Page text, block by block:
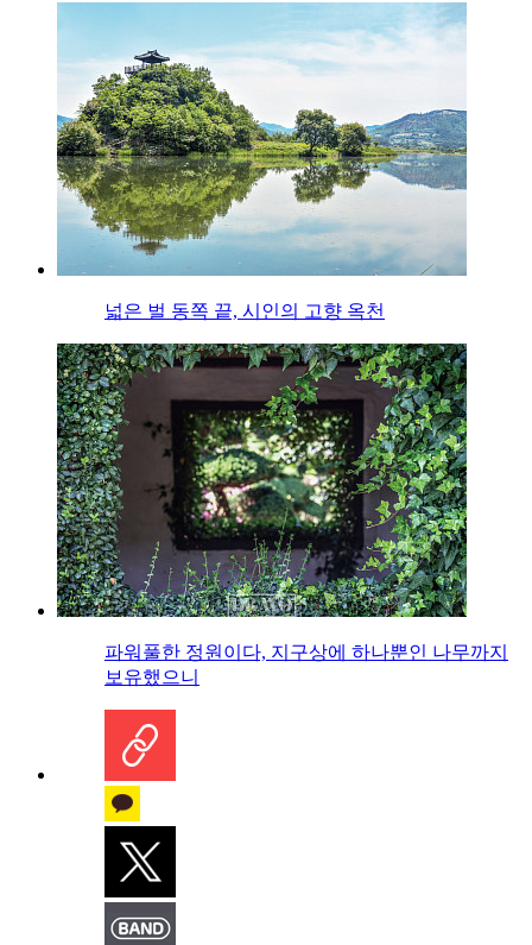
넓은 벌 동쪽 끝, 시인의 고향 옥천
파워풀한 정원이다, 지구상에 하나뿐인 나무까지
보유했으니